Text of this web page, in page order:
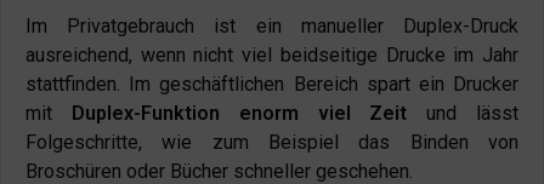
Im Privatgebrauch ist ein manueller Duplex-Druck
ausreichend, wenn nicht viel beidseitige Drucke im Jahr
stattfinden. Im geschäftlichen Bereich spart ein Drucker
mit Duplex-Funktion enorm viel Zeit und lässt
Folgeschritte, wie zum Beispiel das Binden von
Broschüren oder Bücher schneller geschehen.